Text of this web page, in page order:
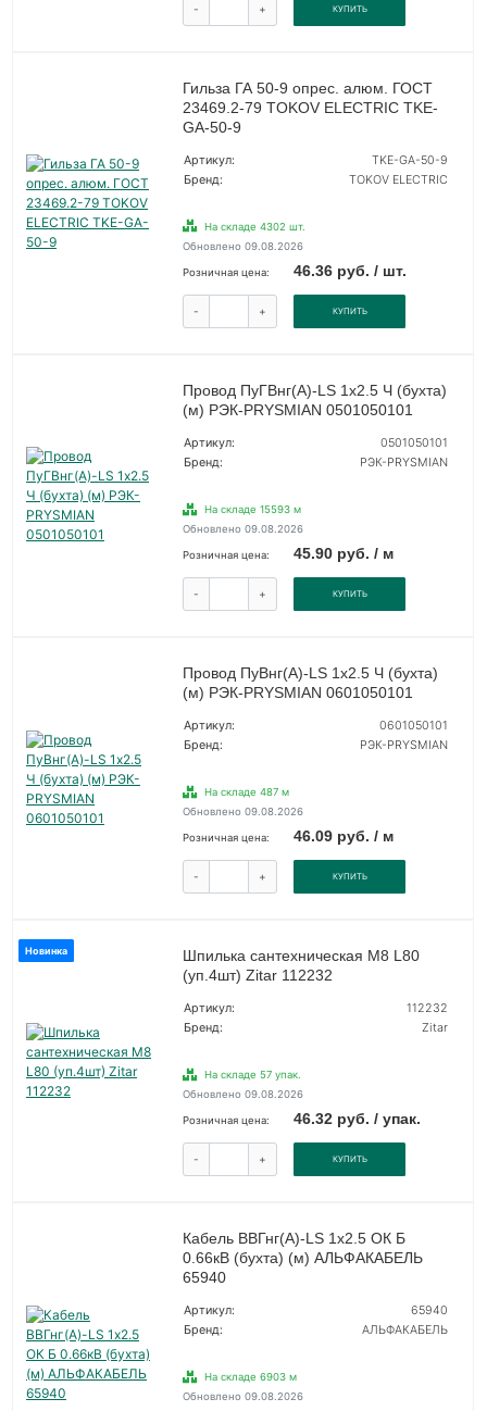
- + КУПИТЬ
Гильза ГА 50-9 опрес. алюм. ГОСТ
23469.2-79 TOKOV ELECTRIC TKE-
GA-50-9
Артикул:
TKE-GA-50-9
Бренд:
TOKOV ELECTRIC
На складе 4302 шт.
Обновлено 09.08.2026
Розничная цена: 46.36 руб. / шт.
- + КУПИТЬ
Провод ПуГВнг(А)-LS 1х2.5 Ч (бухта)
(м) РЭК-PRYSMIAN 0501050101
Артикул:
0501050101
Бренд:
РЭК-PRYSMIAN
На складе 15593 м
Обновлено 09.08.2026
Розничная цена: 45.90 руб. / м
- + КУПИТЬ
Провод ПуВнг(А)-LS 1х2.5 Ч (бухта)
(м) РЭК-PRYSMIAN 0601050101
Артикул:
0601050101
Бренд:
РЭК-PRYSMIAN
На складе 487 м
Обновлено 09.08.2026
Розничная цена: 46.09 руб. / м
- + КУПИТЬ
Новинка
Шпилька сантехническая М8 L80
(уп.4шт) Zitar 112232
Артикул:
112232
Бренд:
Zitar
На складе 57 упак.
Обновлено 09.08.2026
Розничная цена: 46.32 руб. / упак.
- + КУПИТЬ
Кабель ВВГнг(А)-LS 1х2.5 ОК Б
0.66кВ (бухта) (м) АЛЬФАКАБЕЛЬ
65940
Артикул:
65940
Бренд:
АЛЬФАКАБЕЛЬ
На складе 6903 м
Обновлено 09.08.2026